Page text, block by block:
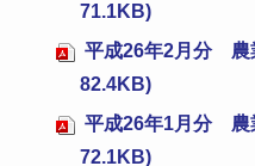
71.1KB)
平成26年2月分 農
82.4KB)
平成26年1月分 農
72.1KB)